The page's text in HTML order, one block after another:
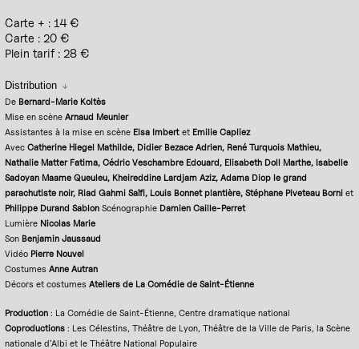
Carte + : 14 €
Carte : 20 €
Plein tarif : 28 €
Distribution
De Bernard-Marie Koltès
Mise en scèneArnaud Meunier
Assistantes à la mise en scène Elsa Imbert et Emilie Capliez
AvecCatherine Hiegel Mathilde, Didier Bezace Adrien, René Turquois Mathieu,
Nathalie Matter Fatima, Cédric Veschambre Edouard, Elisabeth Doll Marthe, Isabelle
Sadoyan Maame Queuleu, Kheireddine Lardjam Aziz, Adama Diop le grand
parachutiste noir, Riad Gahmi Saïfi, Louis Bonnet plantière, Stéphane Piveteau Borniet
Philippe Durand SablonScénographie Damien Caille-Perret
Lumière Nicolas Marie
Son Benjamin Jaussaud
Vidéo Pierre Nouvel
CostumesAnne Autran
Décors et costumesAteliers de La Comédie de Saint-Étienne
Production : La Comédie de Saint-Étienne, Centre dramatique national
Coproductions : Les Célestins, Théâtre de Lyon, Théâtre de la Ville de Paris, la Scène
nationale d’Albi et le Théâtre National Populaire